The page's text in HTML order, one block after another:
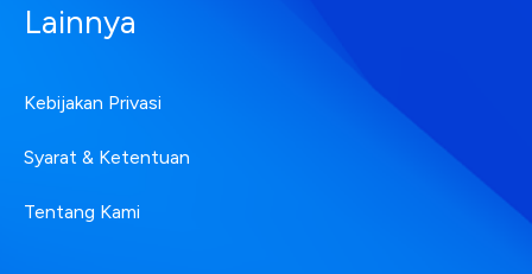
Lainnya
Kebijakan Privasi
Syarat & Ketentuan
Tentang Kami